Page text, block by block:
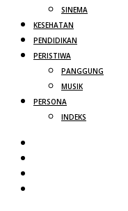
SINEMA
KESEHATAN
PENDIDIKAN
PERISTIWA
PANGGUNG
MUSIK
PERSONA
INDEKS